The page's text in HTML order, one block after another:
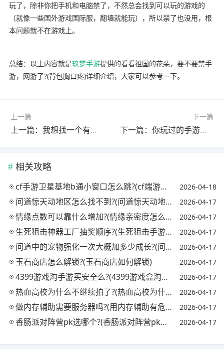
玩了，除非你把手机和电脑禁了，不然总会找到可以玩的游戏的
（就像一些国外游戏国际服，翻墙就能玩），所以禁了也没用，根
本问题就不在游戏上。
总结：以上内容就是玖梦手游提供的看看祖国的花朵，要不要禁手
游，网游了?(背包胸口疼)详细介绍，大家可以参考一下。
上一篇
上一篇：我想找一个有关电竞方面的贴吧，有什么好的推荐吗?(有关电竞行业的贴吧)
下一篇
下一篇：你玩过的手游，有哪些是你一直爱玩的?是什么原因让你成为这些?
相关攻略
cf手游卫星基地b通小窗口怎么跳?(cf端游卫星基地bug教学) 2026-04-18
问道惊天动地区怎么找不到?(问道惊天动地区在哪?) 2026-04-17
情缘点数可以靠什么增加?(情缘亲密度怎么刷) 2026-04-17
生死狙击神器工厂抽奖顺序?(生死狙击手游神器工厂抽奖顺序) 2026-04-17
问道中的宠物强化一次大概加多少成长?(问道宠物强化上限图表) 2026-04-17
玉石商店怎么解锁?(玉石商店如何解锁) 2026-04-17
4399游戏淘手游买安全么?(4399游戏盒淘号有用吗) 2026-04-17
热血高校为什么不继续拍了?(热血高校为什么不拍电视剧) 2026-04-17
做内存辅助需要服务器吗?(用内存辅助有危险吗) 2026-04-17
香肠派对阵营pk选哪个?(香肠派对阵营pk选哪个英雄) 2026-04-17